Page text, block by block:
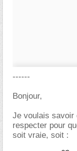
------
Bonjour,
Je voulais savoir
respecter pour
soit vraie, soit :